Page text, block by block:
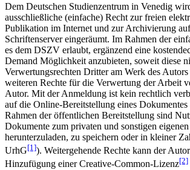
Dem Deutschen Studienzentrum in Venedig
ausschließliche (einfache) Recht zur freien
Publikation im Internet und zur Archivierung
Schriftenserver eingeräumt. Im Rahmen der
es dem DSZV erlaubt, ergänzend eine
Demand Möglichkeit anzubieten, soweit diese
Verwertungsrechten Dritter am Werk des
weiteren Rechte für die Verwertung der Arbeit
Autor. Mit der Anmeldung ist kein rechtlich
auf die Online-Bereitstellung eines
Rahmen der öffentlichen Bereitstellung sind
Dokumente zum privaten und sonstigen
herunterzuladen, zu speichern oder in kleiner
UrhG[1]). Weitergehende Rechte kann der
Hinzufügung einer Creative-Common-Lizenz[2]